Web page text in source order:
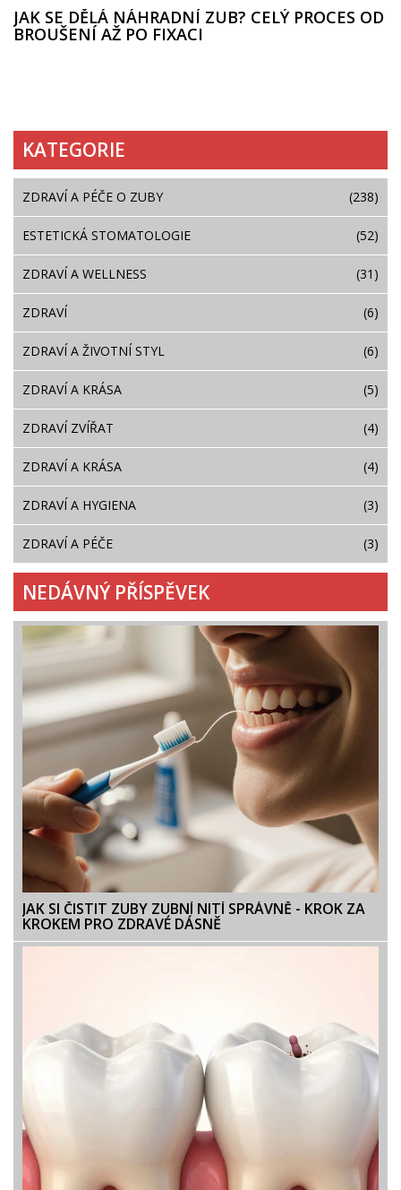
JAK SE DĚLÁ NÁHRADNÍ ZUB? CELÝ PROCES OD
BROUŠENÍ AŽ PO FIXACI
KATEGORIE
ZDRAVÍ A PÉČE O ZUBY (238)
ESTETICKÁ STOMATOLOGIE (52)
ZDRAVÍ A WELLNESS (31)
ZDRAVÍ (6)
ZDRAVÍ A ŽIVOTNÍ STYL (6)
ZDRAVÍ A KRÁSA (5)
ZDRAVÍ ZVÍŘAT (4)
ZDRAVÍ A KRÁSA (4)
ZDRAVÍ A HYGIENA (3)
ZDRAVÍ A PÉČE (3)
NEDÁVNÝ PŘÍSPĚVEK
JAK SI ČISTIT ZUBY ZUBNÍ NITÍ SPRÁVNĚ - KROK ZA
KROKEM PRO ZDRAVÉ DÁSNĚ